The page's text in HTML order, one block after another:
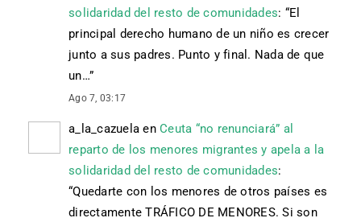
solidaridad del resto de comunidades: “El
principal derecho humano de un niño es crecer
junto a sus padres. Punto y final. Nada de que
un…”
Ago 7, 03:17
a_la_cazuela en Ceuta “no renunciará” al
reparto de los menores migrantes y apela a la
solidaridad del resto de comunidades:
“Quedarte con los menores de otros países es
directamente TRÁFICO DE MENORES. Si son